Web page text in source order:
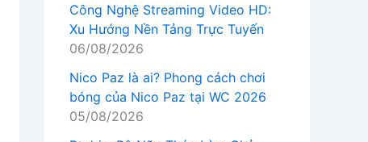
Công Nghệ Streaming Video HD:
Xu Hướng Nền Tảng Trực Tuyến
06/08/2026
Nico Paz là ai? Phong cách chơi
bóng của Nico Paz tại WC 2026
05/08/2026